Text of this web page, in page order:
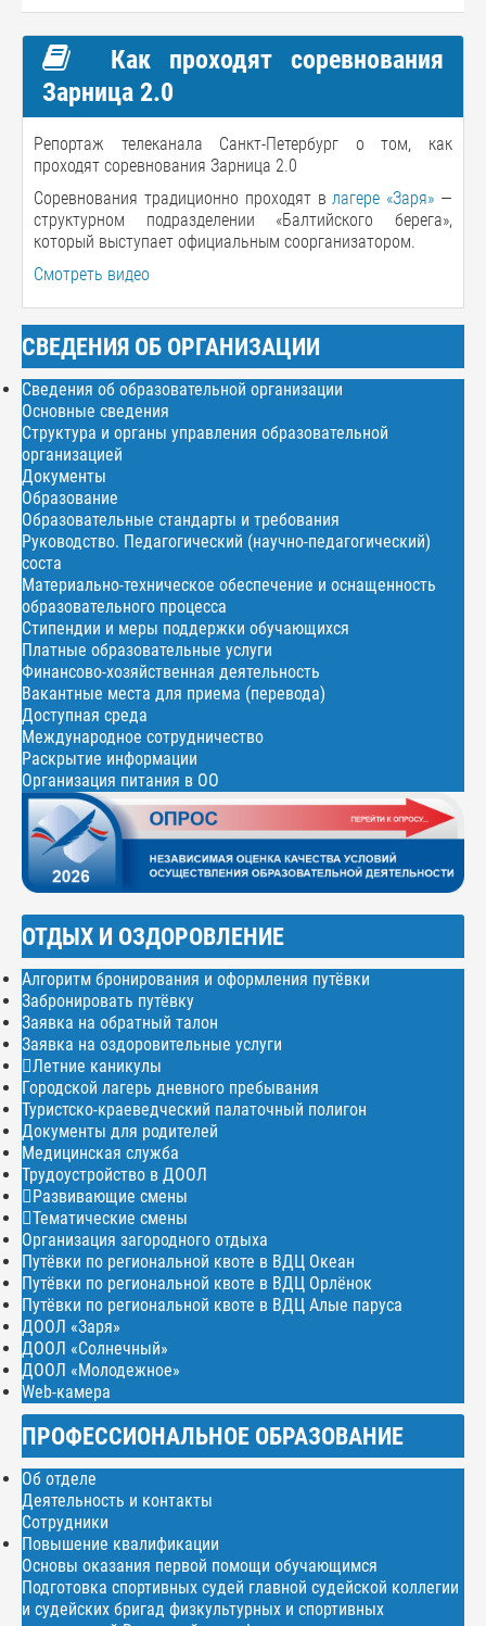
Как проходят соревнования
Зарница 2.0
Репортаж телеканала Санкт-Петербург о том, как
проходят соревнования Зарница 2.0
Соревнования традиционно проходят влагере «Заря» —
структурном подразделении «Балтийского берега»,
который выступает официальным соорганизатором.
Смотреть видео
СВЕДЕНИЯ ОБ ОРГАНИЗАЦИИ
Сведения об образовательной организации
Основные сведения
Структура и органы управления образовательной
организацией
Документы
Образование
Образовательные стандарты и требования
Руководство. Педагогический (научно-педагогический)
соста
Материально-техническое обеспечение и оснащенность
образовательного процесса
Стипендии и меры поддержки обучающихся
Платные образовательные услуги
Финансово-хозяйственная деятельность
Вакантные места для приема (перевода)
Доступная среда
Международное сотрудничество
Раскрытие информации
Организация питания в ОО
ОТДЫХ И ОЗДОРОВЛЕНИЕ
Алгоритм бронирования и оформления путёвки
Забронировать путёвку
Заявка на обратный талон
Заявка на оздоровительные услуги
Летние каникулы
Городской лагерь дневного пребывания
Туристско-краеведческий палаточный полигон
Документы для родителей
Медицинская служба
Трудоустройство в ДООЛ
Развивающие смены
Тематические смены
Организация загородного отдыха
Путёвки по региональной квоте в ВДЦ Океан
Путёвки по региональной квоте в ВДЦ Орлёнок
Путёвки по региональной квоте в ВДЦ Алые паруса
ДООЛ «Заря»
ДООЛ «Солнечный»
ДООЛ «Молодежное»
Web-камера
ПРОФЕССИОНАЛЬНОЕ ОБРАЗОВАНИЕ
Об отделе
Деятельность и контакты
Сотрудники
Повышение квалификации
Основы оказания первой помощи обучающимся
Подготовка спортивных судей главной судейской коллегии
и судейских бригад физкультурных и спортивных